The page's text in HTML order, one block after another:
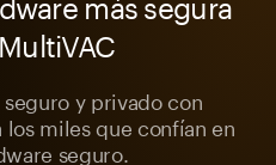
y privado con
los miles que confían en
seguro.